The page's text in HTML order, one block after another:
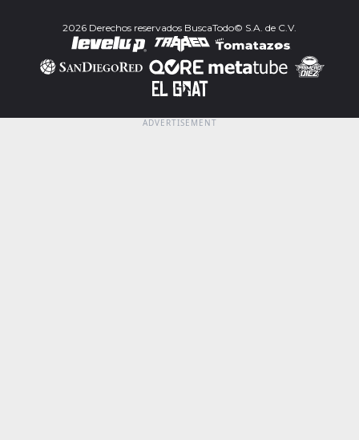
2026 Derechos reservados BuscaTodo© S.A. de C.V.